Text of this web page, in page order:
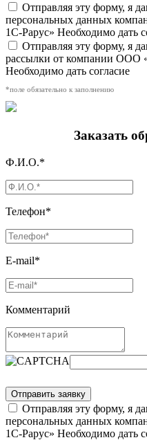
Отправляя эту форму, я
персональных данных
1С-Рарус» Необходимо дать
Отправляя эту форму, я
рассылки от компании ООО
Необходимо дать согласие
*поле обязательно к заполнению
Заказать
Ф.И.О.*
Телефон*
E-mail*
Комментарий
Отправляя эту форму, я
персональных данных
1С-Рарус» Необходимо дать